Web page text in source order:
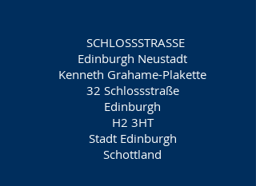
SCHLOSSSTRASSE
Edinburgh Neustadt
Kenneth Grahame-Plakette
32 Schlossstraße
Edinburgh
H2 3HT
Stadt Edinburgh
Schottland